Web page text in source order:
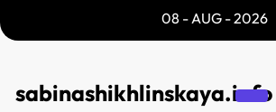
to
08 - AUG - 2026
sabinashikhlinskaya.info